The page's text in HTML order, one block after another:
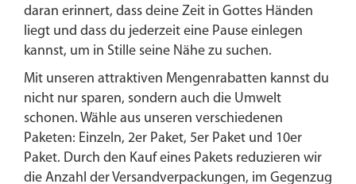
daran erinnert, dass deine Zeit in Gottes Händen
liegt und dass du jederzeit eine Pause einlegen
kannst, um in Stille seine Nähe zu suchen.
Mit unseren attraktiven Mengenrabatten kannst du
nicht nur sparen, sondern auch die Umwelt
schonen. Wähle aus unseren verschiedenen
Paketen: Einzeln, 2er Paket, 5er Paket und 10er
Paket. Durch den Kauf eines Pakets reduzieren wir
die Anzahl der Versandverpackungen, im Gegenzug